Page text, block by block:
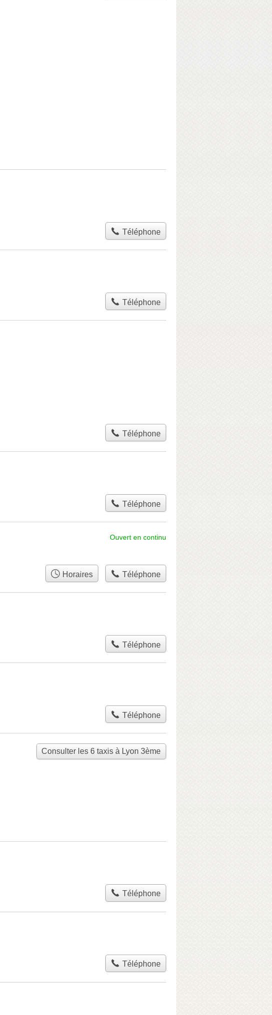
Téléphone
Téléphone
Téléphone
Téléphone
Ouvert en continu
Horaires Téléphone
Téléphone
Téléphone
Consulter les 6 taxis à Lyon 3ème
Téléphone
Téléphone